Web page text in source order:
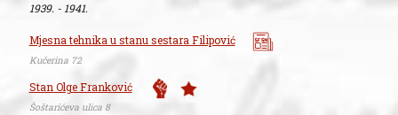
1939. - 1941.
Mjesna tehnika u stanu sestara Filipović
Kučerina 72
Stan Olge Franković
Šoštarićeva ulica 8